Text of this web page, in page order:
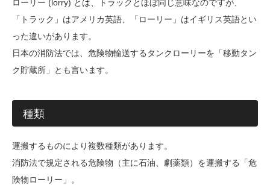
ローリー (lorry) とは、トラックとほぼ同じ意味なのですが、
「トラック」はアメリカ英語、「ローリー」はイギリス英語とい
った違いがあります。
日本の消防法では、危険物輸送するタンクローリーを「移動タン
ク貯蔵所」とも言います。
種類
運搬するものにより複数種類があります。
消防法で規定される危険物（主に石油、劇薬類）を運搬する「危
険物ローリー」。